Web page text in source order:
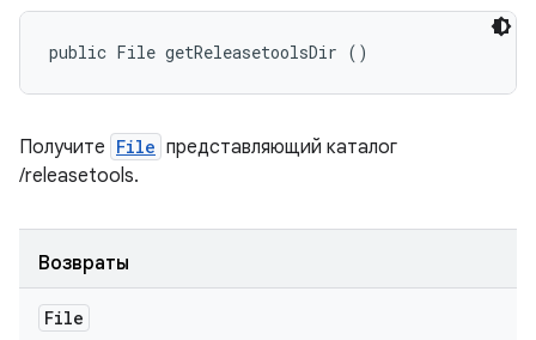
public File getReleasetoolsDir ()
Получите File представляющий каталог
/releasetools.
Возвраты
File